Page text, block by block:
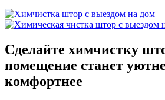
Сделайте химчистку
помещение станет
комфортнее